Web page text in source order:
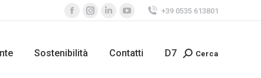
Facebook
opens
Instagram
opens
Linkedin
opens
YouTube
opens
+39 0535 613801
Sostenibilità Contatti D7 Search:
Cerca